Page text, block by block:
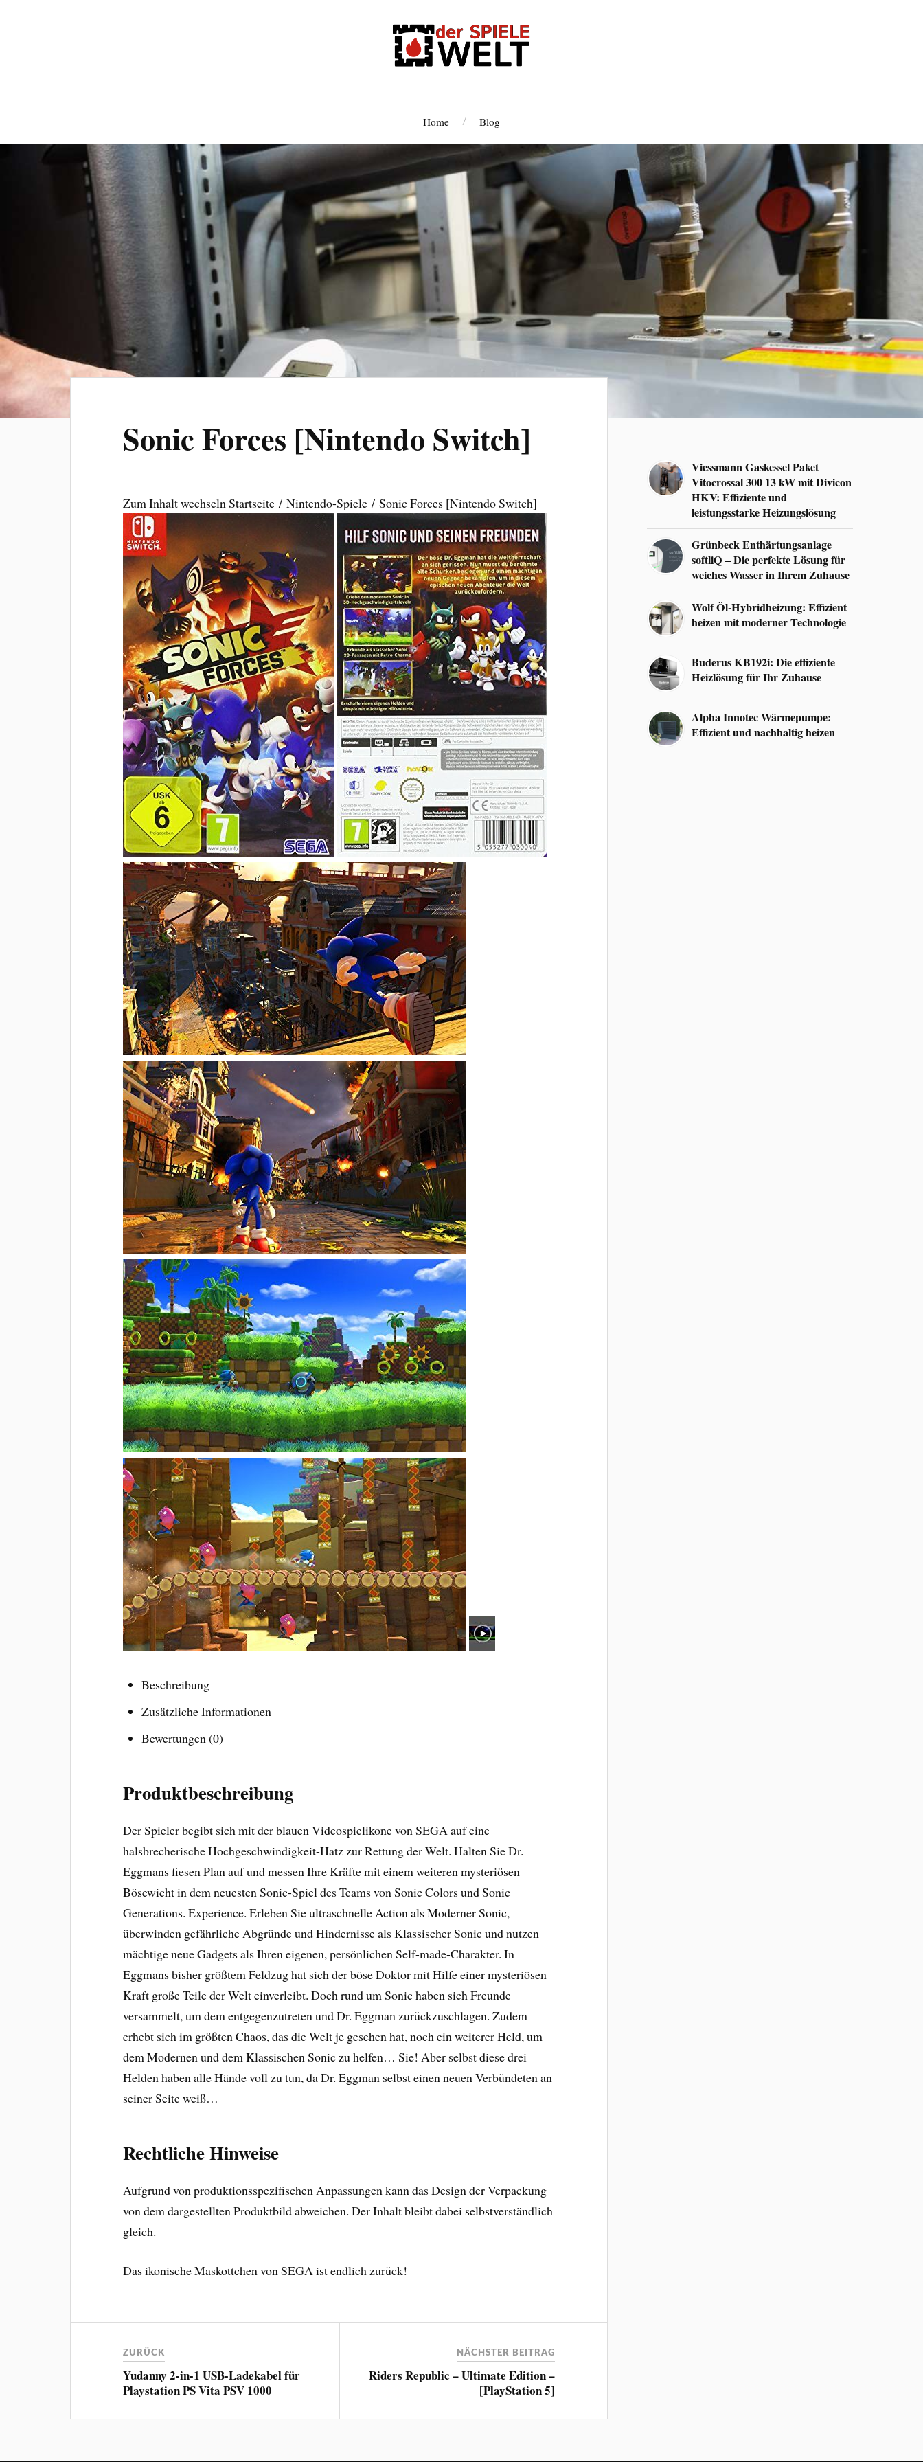
Home Blog
Sonic Forces [Nintendo Switch]
Zum Inhalt wechseln Startseite / Nintendo-Spiele / Sonic Forces [Nintendo Switch]
Beschreibung
Zusätzliche Informationen
Bewertungen (0)
Produktbeschreibung
Der Spieler begibt sich mit der blauen Videospielikone von SEGA auf eine
halsbrecherische Hochgeschwindigkeit-Hatz zur Rettung der Welt. Halten Sie Dr.
Eggmans fiesen Plan auf und messen Ihre Kräfte mit einem weiteren mysteriösen
Bösewicht in dem neuesten Sonic-Spiel des Teams von Sonic Colors und Sonic
Generations. Experience. Erleben Sie ultraschnelle Action als Moderner Sonic,
überwinden gefährliche Abgründe und Hindernisse als Klassischer Sonic und nutzen
mächtige neue Gadgets als Ihren eigenen, persönlichen Self-made-Charakter. In
Eggmans bisher größtem Feldzug hat sich der böse Doktor mit Hilfe einer mysteriösen
Kraft große Teile der Welt einverleibt. Doch rund um Sonic haben sich Freunde
versammelt, um dem entgegenzutreten und Dr. Eggman zurückzuschlagen. Zudem
erhebt sich im größten Chaos, das die Welt je gesehen hat, noch ein weiterer Held, um
dem Modernen und dem Klassischen Sonic zu helfen… Sie! Aber selbst diese drei
Helden haben alle Hände voll zu tun, da Dr. Eggman selbst einen neuen Verbündeten an
seiner Seite weiß…
Rechtliche Hinweise
Aufgrund von produktionsspezifischen Anpassungen kann das Design der Verpackung
von dem dargestellten Produktbild abweichen. Der Inhalt bleibt dabei selbstverständlich
gleich.
Das ikonische Maskottchen von SEGA ist endlich zurück!
ZURÜCK
Yudanny 2-in-1 USB-Ladekabel für
Playstation PS Vita PSV 1000
NÄCHSTER BEITRAG
Riders Republic – Ultimate Edition –
[PlayStation 5]
Viessmann Gaskessel Paket
Vitocrossal 300 13 kW mit Divicon
HKV: Effiziente und
leistungsstarke Heizungslösung
Grünbeck Enthärtungsanlage
softliQ – Die perfekte Lösung für
weiches Wasser in Ihrem Zuhause
Wolf Öl-Hybridheizung: Effizient
heizen mit moderner Technologie
Buderus KB192i: Die effiziente
Heizlösung für Ihr Zuhause
Alpha Innotec Wärmepumpe:
Effizient und nachhaltig heizen